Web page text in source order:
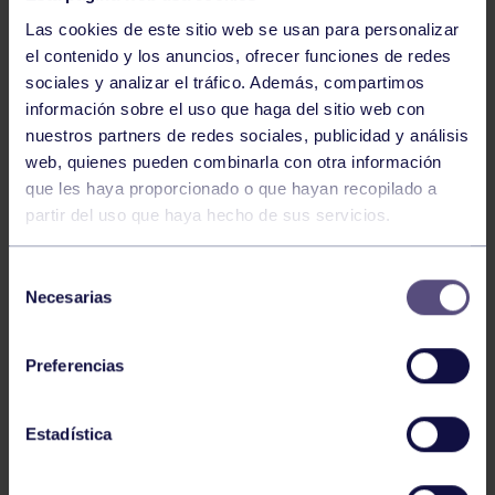
Las cookies de este sitio web se usan para personalizar
el contenido y los anuncios, ofrecer funciones de redes
sociales y analizar el tráfico. Además, compartimos
información sobre el uso que haga del sitio web con
nuestros partners de redes sociales, publicidad y análisis
web, quienes pueden combinarla con otra información
que les haya proporcionado o que hayan recopilado a
partir del uso que haya hecho de sus servicios.
Necesarias
Preferencias
Estadística
Baloncesto
ÚLTIMOS RESULTADOS DE LA SECCIÓN
Baloncesto